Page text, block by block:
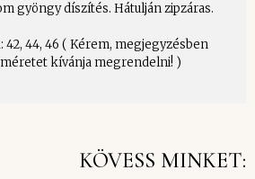
gyöngy díszítés. Hátulján zipzáras.
44, 46 ( Kérem, megjegyzésben
kívánja megrendelni! )
KÖVESS MINKET: